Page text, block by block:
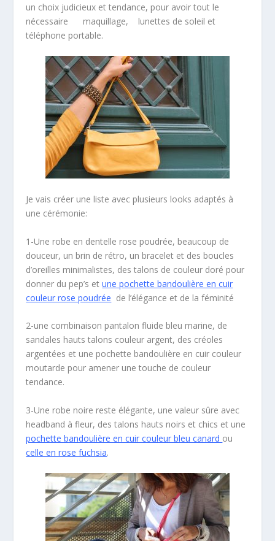
un choix judicieux et tendance, pour avoir tout le
nécessaire maquillage, lunettes de soleil et
téléphone portable.
Je vais créer une liste avec plusieurs looks adaptés à
une cérémonie:
1-Une robe en dentelle rose poudrée, beaucoup de
douceur, un brin de rétro, un bracelet et des boucles
d’oreilles minimalistes, des talons de couleur doré pour
donner du pep’s etune pochette bandoulière en cuir
couleur rose poudrée de l’élégance et de la féminité
2-une combinaison pantalon fluide bleu marine, de
sandales hauts talons couleur argent, des créoles
argentées et une pochette bandoulière en cuir couleur
moutarde pour amener une touche de couleur
tendance.
3-Une robe noire reste élégante, une valeur sûre avec
headband à fleur, des talons hauts noirs et chics et une
pochette bandoulière en cuir couleur bleu canard ou
celle en rose fuchsia.